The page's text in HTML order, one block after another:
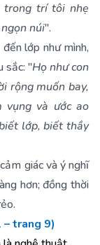
trong trí tôi nhẹ
núi".
lớp như mình,
sắc: "Họ như con
rộng muốn bay,
vụng và ước ao
lớp, biết thầy
giác và ý nghĩ
hơn; đồng thời
– trang 9)